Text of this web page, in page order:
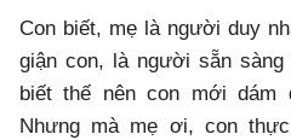
Con biết, mẹ là người duy
giận con, là người sẵn
biết thế nên con mới
Nhưng mà mẹ ơi, con